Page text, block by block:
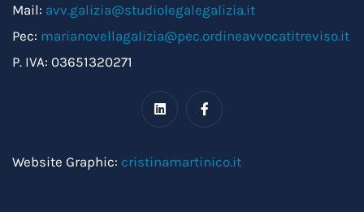
Mail: avv.galizia@studiolegalegalizia.it
Pec: marianovellagalizia@pec.ordineavvocatitreviso.it
P. IVA: 03651320271
Website Graphic: cristinamartinico.it